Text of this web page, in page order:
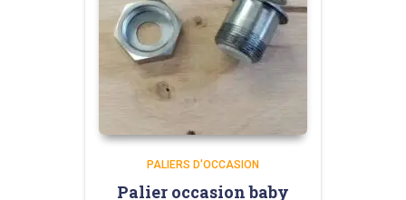
PALIERS D'OCCASION
Palier occasion baby